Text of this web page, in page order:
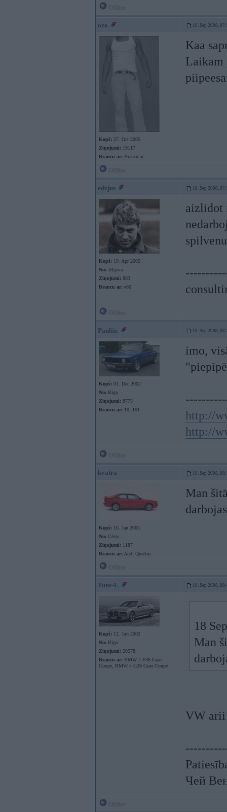
ozo 18. Sep 2008,
Kopš: 27. Oct 2005
Ziņojumi: 19117
Braucu ar: Braucu ar
Kaa
Laikam
edzjus 18. Sep 2008,
Kopš: 19. Apr 2005
No: Jelgava
Ziņojumi: 883
Braucu ar: e60
aizlidot
Pauliic 18. Sep 2008,
Kopš: 01. Dec 2002
No: Rīga
Ziņojumi: 8775
Braucu ar: 10, 101
imo,
http://
http://
kvatra 18. Sep 2008,
Kopš: 16. Jan 2003
No: Cēsis
Ziņojumi: 1187
Braucu ar: Audi Quattro
Man
Tune-L 18. Sep 2008,
Kopš: 12. Jun 2002
No: Rīga
Ziņojumi: 20578
Braucu ar: BMW 4 F36 Gran
Coupe, BMW 4 G26 Gran Coupe
18
Man
VW
Чей